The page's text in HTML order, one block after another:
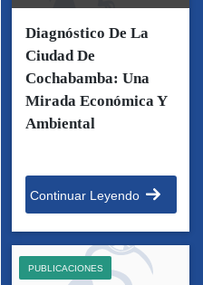
Diagnóstico De La
Ciudad De
Cochabamba: Una
Mirada Económica Y
Ambiental
Continuar Leyendo
PUBLICACIONES